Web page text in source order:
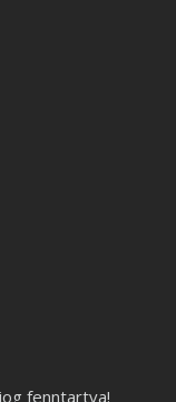
fenntartva!